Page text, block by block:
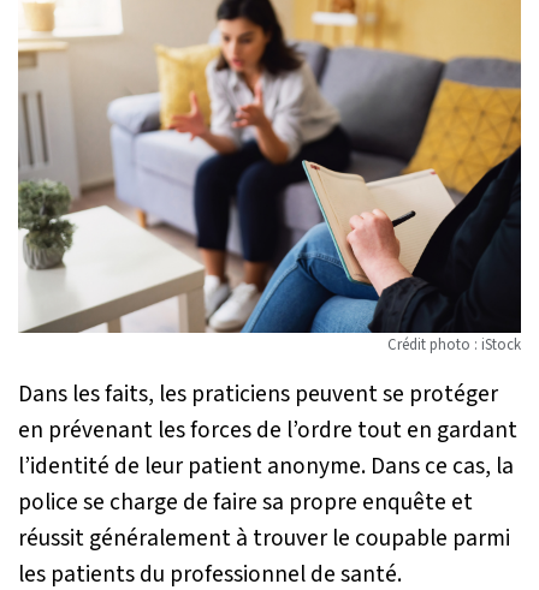
Crédit photo : iStock
Dans les faits, les praticiens peuvent se protéger
en prévenant les forces de l’ordre tout en gardant
l’identité de leur patient anonyme. Dans ce cas, la
police se charge de faire sa propre enquête et
réussit généralement à trouver le coupable parmi
les patients du professionnel de santé.